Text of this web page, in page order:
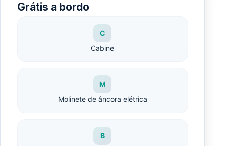
Grátis a bordo
C
Cabine
M
Molinete de âncora elétrica
B